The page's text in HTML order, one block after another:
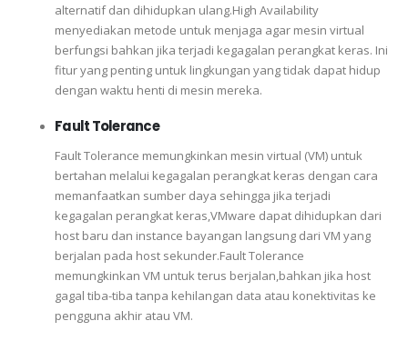
alternatif dan dihidupkan ulang.High Availability
menyediakan metode untuk menjaga agar mesin virtual
berfungsi bahkan jika terjadi kegagalan perangkat keras. Ini
fitur yang penting untuk lingkungan yang tidak dapat hidup
dengan waktu henti di mesin mereka.
Fault Tolerance
Fault Tolerance memungkinkan mesin virtual (VM) untuk
bertahan melalui kegagalan perangkat keras dengan cara
memanfaatkan sumber daya sehingga jika terjadi
kegagalan perangkat keras,VMware dapat dihidupkan dari
host baru dan instance bayangan langsung dari VM yang
berjalan pada host sekunder.Fault Tolerance
memungkinkan VM untuk terus berjalan,bahkan jika host
gagal tiba-tiba tanpa kehilangan data atau konektivitas ke
pengguna akhir atau VM.